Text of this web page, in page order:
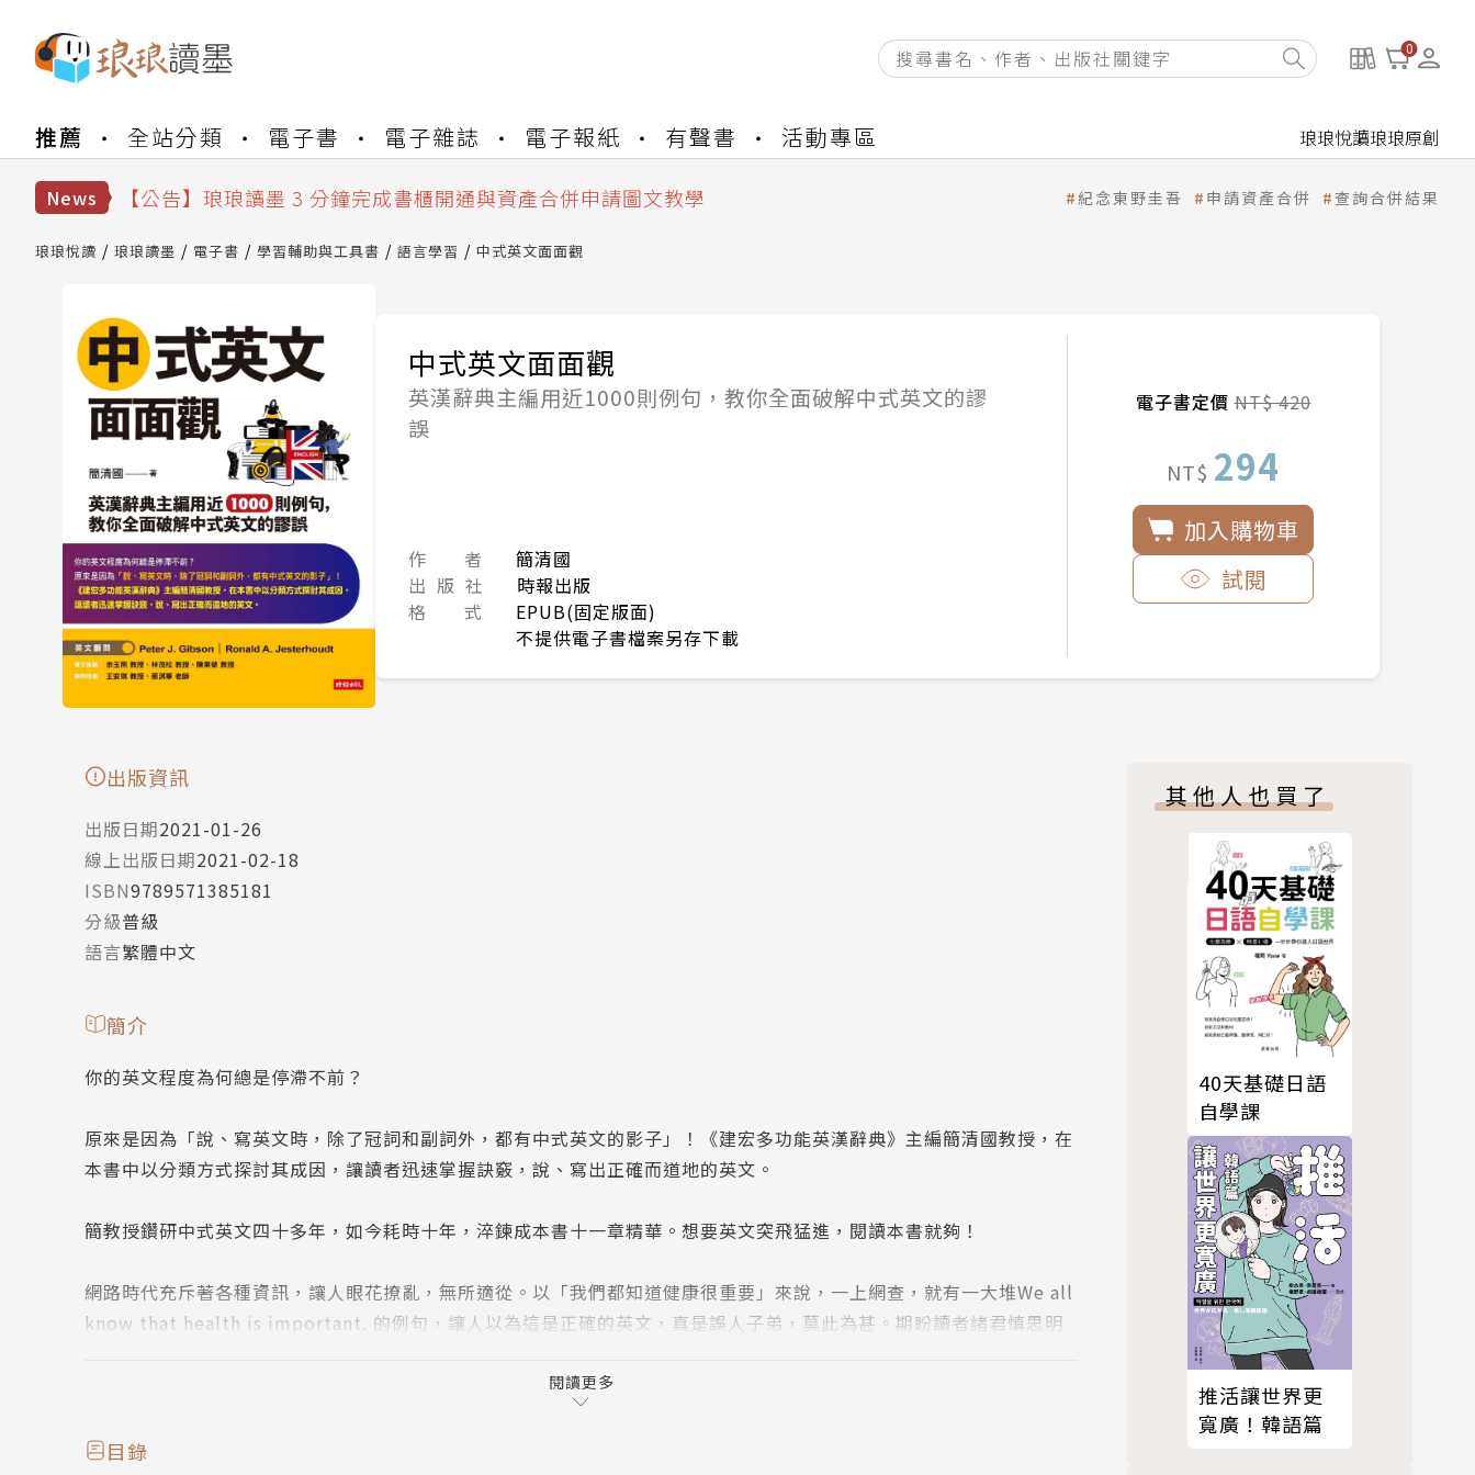
0
推薦 全站分類 電子書 電子雜誌 電子報紙 有聲書 活動專區 琅琅悅讀琅琅原創
News
【公告】琅琅讀墨數位閱讀資產合併與書櫃開通申請
【公告】琅琅讀墨 3 分鐘完成書櫃開通與資產合併申請圖文教學
【公告】琅琅讀墨數位閱讀資產合併與書櫃開通申請
紀念東野圭吾 申請資產合併 查詢合併結果
琅琅悅讀 琅琅讀墨 電子書 學習輔助與工具書 語言學習 中式英文面面觀
中式英文面面觀
英漢辭典主編用近1000則例句，教你全面破解中式英文的謬
誤
作 者
簡清國
出 版 社
時報出版
格 式
EPUB(固定版面)
不提供電子書檔案另存下載
電子書定價NT$ 420
NT$ 294
加入購物車
試閱
出版資訊
出版日期2021-01-26
線上出版日期2021-02-18
ISBN9789571385181
分級普級
語言繁體中文
簡介
你的英文程度為何總是停滯不前？
原來是因為「說、寫英文時，除了冠詞和副詞外，都有中式英文的影子」！《建宏多功能英漢辭典》主編簡清國教授，在
本書中以分類方式探討其成因，讓讀者迅速掌握訣竅，說、寫出正確而道地的英文。
簡教授鑽研中式英文四十多年，如今耗時十年，淬鍊成本書十一章精華。想要英文突飛猛進，閱讀本書就夠！
網路時代充斥著各種資訊，讓人眼花撩亂，無所適從。以「我們都知道健康很重要」來說，一上網查，就有一大堆We all
know that health is important. 的例句，讓人以為這是正確的英文，真是誤人子弟，莫此為甚。期盼讀者諸君慎思明
下面十句中譯英，有些正確，有些錯誤。認為每句都正確的人，一定得買這本書！欲知答案，請連結：
閱讀更多
目錄
其他人也買了
40天基礎日語
自學課
推活讓世界更
寬廣！韓語篇